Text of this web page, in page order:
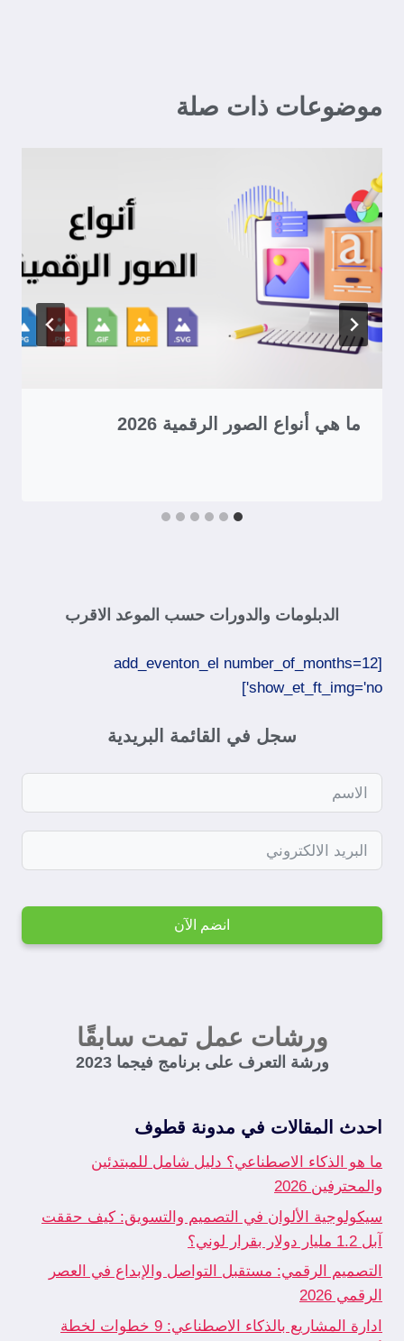
موضوعات ذات صلة
ما هي أنواع الصور الرقمية 2026
الدبلومات والدورات حسب الموعد الاقرب
[add_eventon_el number_of_months=12
show_et_ft_img='no']​
سجل في القائمة البريدية
انضم الآن
ورشات عمل تمت سابقًا
ورشة التعرف على برنامج فيجما 2023
احدث المقالات في مدونة قطوف
ما هو الذكاء الاصطناعي؟ دليل شامل للمبتدئين
والمحترفين 2026
سيكولوجية الألوان في التصميم والتسويق: كيف حققت
آبل 1.2 مليار دولار بقرار لوني؟
التصميم الرقمي: مستقبل التواصل والإبداع في العصر
الرقمي 2026
ادارة المشاريع بالذكاء الاصطناعي: 9 خطوات لخطة